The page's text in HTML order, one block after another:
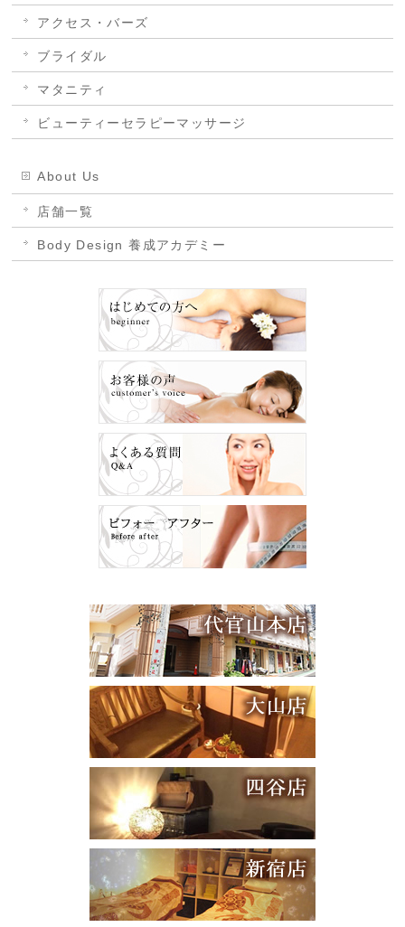
アクセス・バーズ
ブライダル
マタニティ
ビューティーセラピーマッサージ
About Us
店舗一覧
Body Design 養成アカデミー